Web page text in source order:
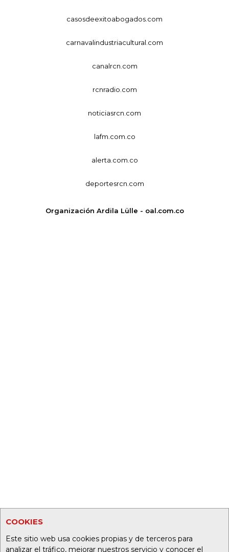
COOKIES
Este sitio web usa cookies propias y de terceros para
analizar el tráfico, mejorar nuestros servicio y conocer el
casosdeexitoabogados.com
carnavalindustriacultural.com
canalrcn.com
rcnradio.com
noticiasrcn.com
lafm.com.co
alerta.com.co
deportesrcn.com
Organización Ardila Lülle - oal.com.co